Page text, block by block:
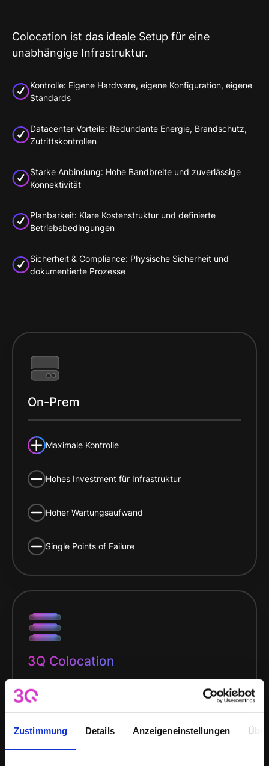
Zustimmung Details Anzeigeneinstellungen
Colocation ist das ideale Setup für eine
unabhängige Infrastruktur.
Kontrolle: Eigene Hardware, eigene Konfiguration, eigene
Standards
Datacenter-Vorteile: Redundante Energie, Brandschutz,
Zutrittskontrollen
Starke Anbindung: Hohe Bandbreite und zuverlässige
Konnektivität
Planbarkeit: Klare Kostenstruktur und definierte
Betriebsbedingungen
Sicherheit & Compliance: Physische Sicherheit und
dokumentierte Prozesse
On-Prem
Maximale Kontrolle
Hohes Investment für Infrastruktur
Hoher Wartungsaufwand
Single Points of Failure
3Q Colocation
Eigene, redundante Infrastruktur